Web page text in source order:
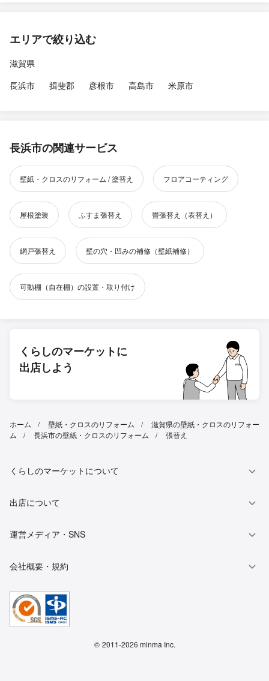
エリアで絞り込む
滋賀県
長浜市
揖斐郡 彦根市 高島市 米原市
長浜市の関連サービス
壁紙・クロスのリフォーム / 塗替え フロアコーティング
屋根塗装 ふすま張替え 畳張替え（表替え）
網戸張替え 壁の穴・凹みの補修（壁紙補修）
可動棚（自在棚）の設置・取り付け
くらしのマーケットに
出店しよう
ホーム 壁紙・クロスのリフォーム
滋賀県の壁紙・クロスのリフォー
ム
長浜市の壁紙・クロスのリフォーム 張替え
くらしのマーケットについて
出店について
運営メディア・SNS
会社概要・規約
© 2011-2026 minma Inc.